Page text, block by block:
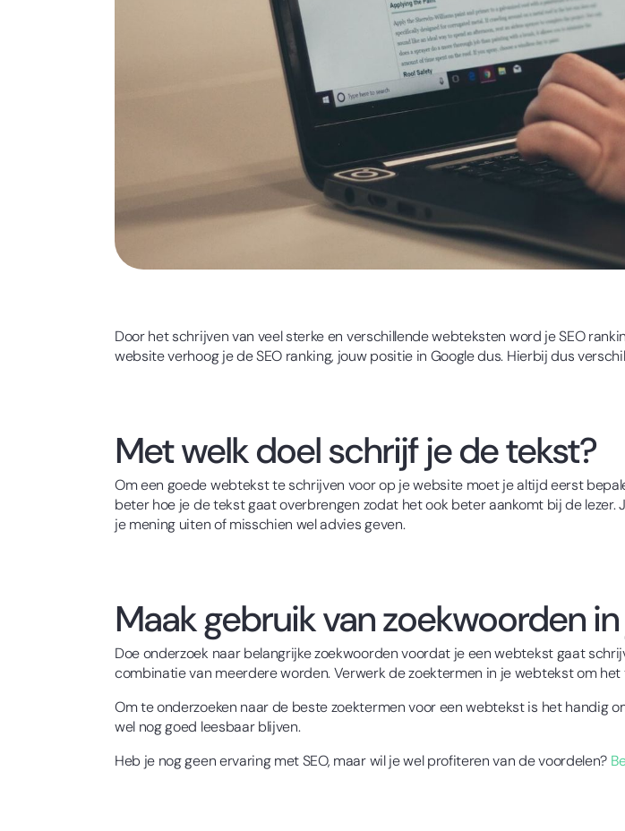
Door het schrijven van veel sterke en verschillende webteksten word je SEO
website verhoog je de SEO ranking, jouw positie in Google dus. Hierbij dus
Met welk doel schrijf je de tekst?
Om een goede webtekst te schrijven voor op je website moet je altijd eerst
beter hoe je de tekst gaat overbrengen zodat het ook beter aankomt bij de
je mening uiten of misschien wel advies geven.
Maak gebruik van zoekwoorden
Doe onderzoek naar belangrijke zoekwoorden voordat je een webtekst gaat
combinatie van meerdere worden. Verwerk de zoektermen in je webtekst om
Om te onderzoeken naar de beste zoektermen voor een webtekst is het handig
wel nog goed leesbaar blijven.
Heb je nog geen ervaring met SEO, maar wil je wel profiteren van de voordelen?